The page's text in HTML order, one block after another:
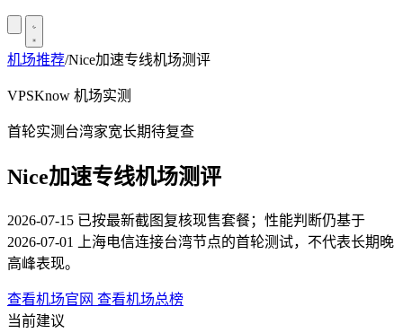
机场推荐/Nice加速专线机场测评
VPSKnow 机场实测
首轮实测 台湾家宽长期待复查
Nice加速专线机场测评
2026-07-15 已按最新截图复核现售套餐；性能判断仍基于
2026-07-01 上海电信连接台湾节点的首轮测试，不代表长期晚
高峰表现。
查看机场官网 查看机场总榜
当前建议